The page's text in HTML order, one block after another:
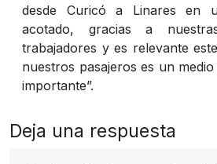
desde Curicó a Linares en
acotado, gracias a
trabajadores y es relevante
nuestros pasajeros es un
importante”.
Deja una respuesta